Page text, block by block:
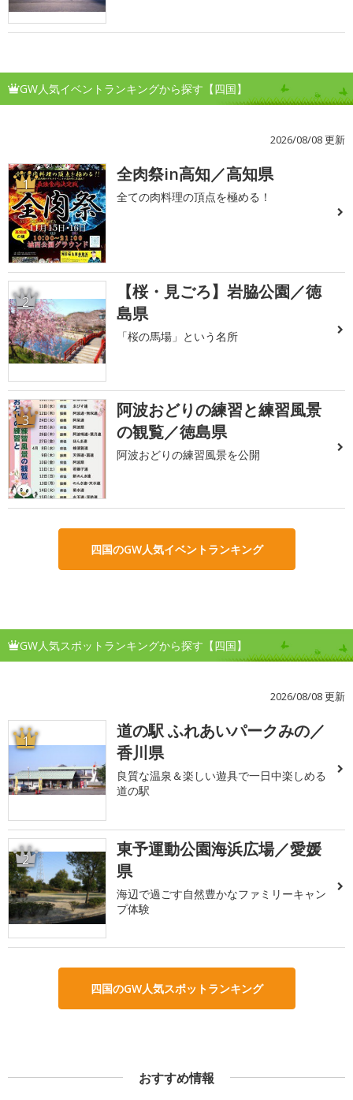
GW人気イベントランキングから探す【四国】
2026/08/08 更新
1 全肉祭in高知／高知県
全ての肉料理の頂点を極める！
2
【桜・見ごろ】岩脇公園／徳
島県
「桜の馬場」という名所
3
阿波おどりの練習と練習風景
の観覧／徳島県
阿波おどりの練習風景を公開
四国のGW人気イベントランキング
GW人気スポットランキングから探す【四国】
2026/08/08 更新
1
道の駅 ふれあいパークみの／
香川県
良質な温泉＆楽しい遊具で一日中楽しめる
道の駅
2
東予運動公園海浜広場／愛媛
県
海辺で過ごす自然豊かなファミリーキャン
プ体験
四国のGW人気スポットランキング
おすすめ情報